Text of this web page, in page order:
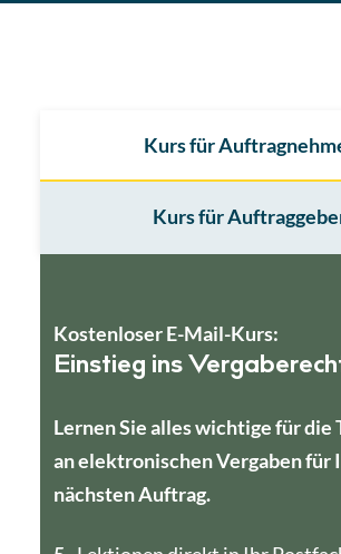
Kurs für
Kurs für
Kostenloser E-Mail-Kurs:
Einstieg ins
Lernen Sie alles wichtige für die
an elektronischen Vergaben für
nächsten Auftrag.